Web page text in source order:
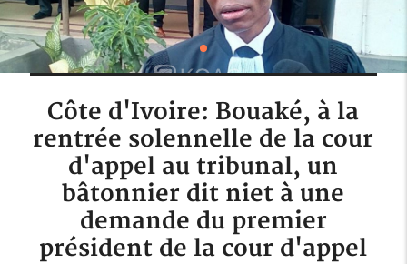
Côte d'Ivoire: Bouaké, à la
rentrée solennelle de la cour
d'appel au tribunal, un
bâtonnier dit niet à une
demande du premier
président de la cour d'appel